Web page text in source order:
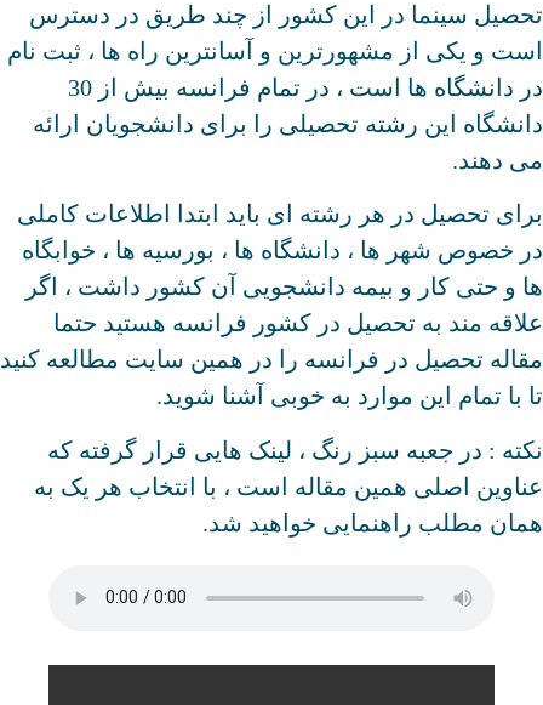
تحصیل سینما در این کشور از چند طریق در دسترس
است و یکی از مشهورترین و آسانترین راه ها ، ثبت نام
در دانشگاه ها است ، در تمام فرانسه بیش از 30
دانشگاه این رشته تحصیلی را برای دانشجویان ارائه
می دهند.
برای تحصیل در هر رشته ای باید ابتدا اطلاعات کاملی
در خصوص شهر ها ، دانشگاه ها ، بورسیه ها ، خوابگاه
ها و حتی کار و بیمه دانشجویی آن کشور داشت ، اگر
علاقه مند به تحصیل در کشور فرانسه هستید حتما
مقاله تحصیل در فرانسه را در همین سایت مطالعه کنید
تا با تمام این موارد به خوبی آشنا شوید.
نکته : در جعبه سبز رنگ ، لینک هایی قرار گرفته که
عناوین اصلی همین مقاله است ، با انتخاب هر یک به
همان مطلب راهنمایی خواهید شد.